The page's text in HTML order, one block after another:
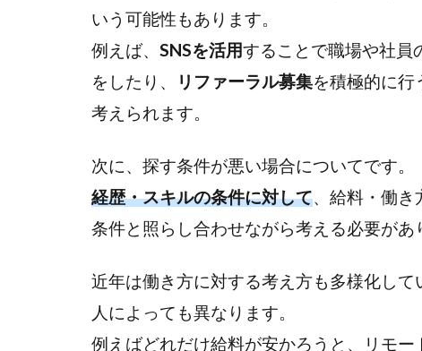
採
後
の
活
用
お
け
つ
失
敗
パ
いう可能性もあります。
例えば、 SNSを活用することで職場や社員
をしたり、
リファーラル募集を積極的に行
考えられます。
次に、探す条件が悪い場合についてです。
経歴・スキルの条件に対して、給料・働き
条件と照らし合わせながら考える必要があ
近年は働き方に対する考え方も多様化して
人によっても異なります。
例えばどれだけ給料が安かろうと、リモ